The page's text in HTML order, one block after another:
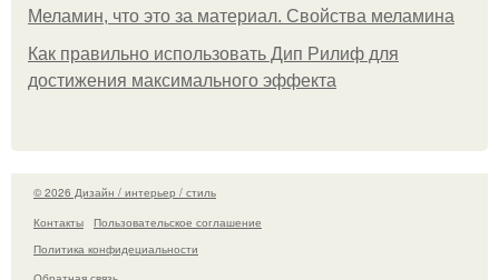
Меламин, что это за материал. Свойства меламина
Как правильно использовать Дип Рилиф для
достижения максимального эффекта
© 2026 Дизайн / интерьер / стиль
Контакты
Пользовательское соглашение
Политика конфидециальности